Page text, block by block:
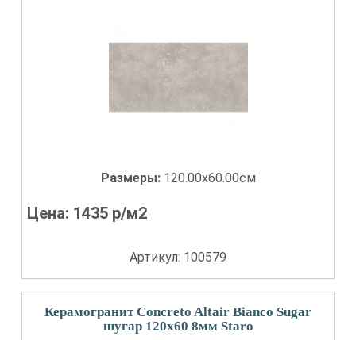
Размеры: 120.00x60.00см
Цена: 1435 р/м2
Артикул: 100579
Керамогранит Concreto Altair Bianco Sugar
шугар 120x60 8мм Staro